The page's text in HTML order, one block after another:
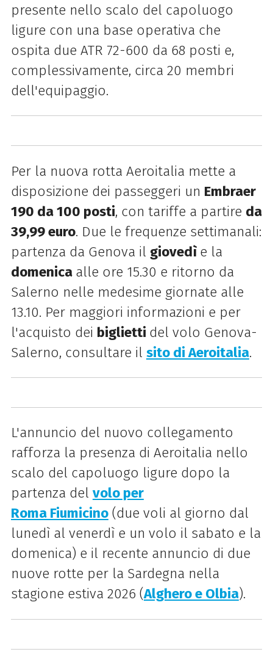
presente nello scalo del capoluogo
ligure con una base operativa che
ospita due ATR 72-600 da 68 posti e,
complessivamente, circa 20 membri
dell'equipaggio.
Per la nuova rotta Aeroitalia mette a
disposizione dei passeggeri un Embraer
190 da 100 posti, con tariffe a partire da
39,99 euro. Due le frequenze settimanali:
partenza da Genova il giovedì e la
domenica alle ore 15.30 e ritorno da
Salerno nelle medesime giornate alle
13.10. Per maggiori informazioni e per
l'acquisto dei biglietti del volo Genova-
Salerno, consultare il sito di Aeroitalia.
L'annuncio del nuovo collegamento
rafforza la presenza di Aeroitalia nello
scalo del capoluogo ligure dopo la
partenza del volo per
Roma Fiumicino(due voli al giorno dal
lunedì al venerdì e un volo il sabato e la
domenica) e il recente annuncio di due
nuove rotte per la Sardegna nella
stagione estiva 2026 (Alghero e Olbia).